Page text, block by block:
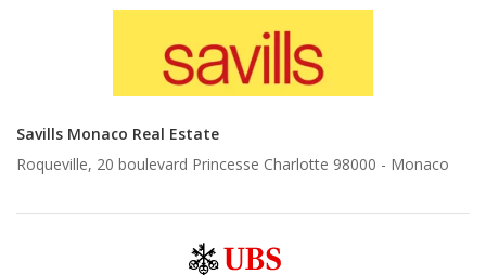
Savills Monaco Real Estate
Roqueville, 20 boulevard Princesse Charlotte 98000 - Monaco